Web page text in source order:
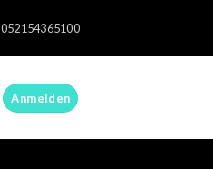
052154365100
Anmelden